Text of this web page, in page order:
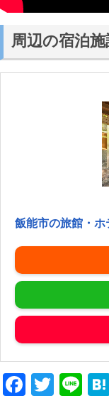
周辺の宿泊
飯能市の旅館・ホ